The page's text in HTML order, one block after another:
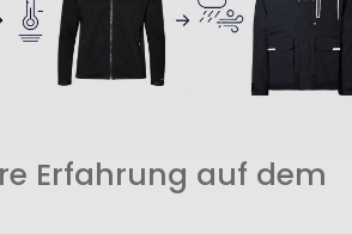
Erfahrung auf dem